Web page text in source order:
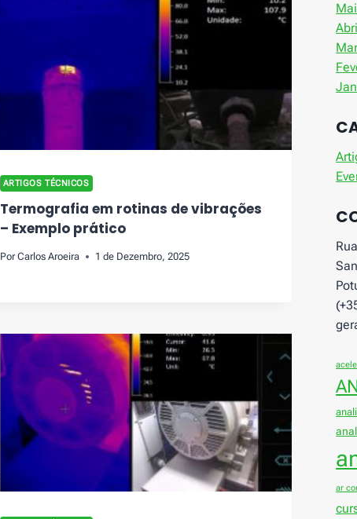
ARTIGOS TÉCNICOS
Termografia em rotinas de vibrações
– Exemplo prático
Por Carlos Aroeira 1 de Dezembro, 2025
ar